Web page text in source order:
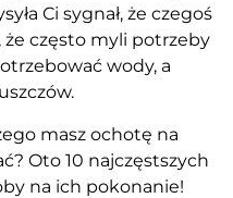
Ci sygnał, że czegoś
często myli potrzeby
wody, a
masz ochotę na
Oto 10 najczęstszych
na ich pokonanie!